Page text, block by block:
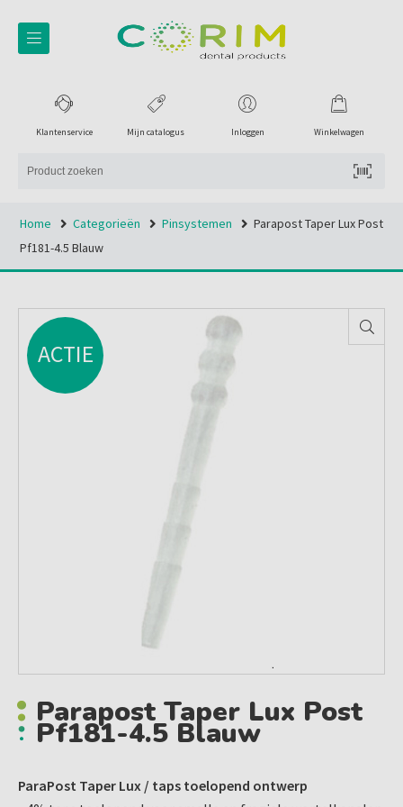
Winkelwagen
Inloggen
Mijn catalogus
Klantenservice
Home Categorieën Pinsystemen
Parapost Taper Lux Post
Pf181-4.5 Blauw
ACTIE
Parapost Taper Lux Post
Pf181-4.5 Blauw
ParaPost Taper Lux / taps toelopend ontwerp